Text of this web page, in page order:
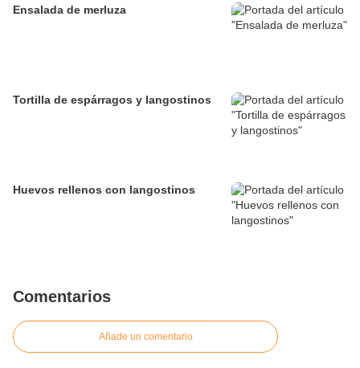
Ensalada de merluza
Tortilla de espárragos y langostinos
Huevos rellenos con langostinos
Comentarios
Añade un comentario